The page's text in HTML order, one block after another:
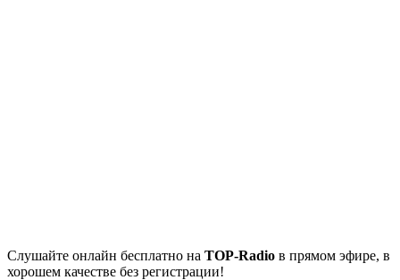
Cлушайте онлайн бесплатно на TOP-Radio в прямом эфире, в
хорошем качестве без регистрации!